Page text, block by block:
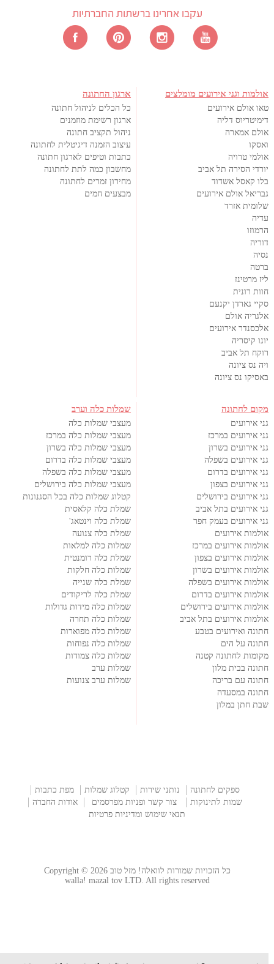
עקבו אחרינו ברשתות החברתיות
אולמות וגני אירועים מומלצים
טאו אולם אירועים
דימיטריוס דליה
אולם אמארה
ואסקו
אולמי טרויה
יורדי הסירה תל אביב
בלו קאסל אשדוד
גבריאל אולם אירועים
שלומית אזרד
עדיה
הרמוזו
דוריה
נסיה
ברטה
ליז מרטינז
חוות רונית
סקיי גארדן יקנעם
אלגריה אולם
אלכסנדר אירועים
יונו קיסריה
רוקח תל אביב
ויה נס ציונה
באסיקו נס ציונה
ארגון החתונה
כל הכלים לניהול חתונה
ארגון רשימת מוזמנים
ניהול תקציב חתונה
עיצוב הזמנה דיגיטלית לחתונה
כתבות וטיפים לארגון חתונה
מחשבון כמה לתת לחתונה
מחירון זמרים לחתונה
מבצעים חמים
מקום לחתונה
גני אירועים
גני אירועים במרכז
גני אירועים בשרון
גני אירועים בשפלה
גני אירועים בדרום
גני אירועים בצפון
גני אירועים בירושלים
גני אירועים בתל אביב
גני אירועים בעמק חפר
אולמות אירועים
אולמות אירועים במרכז
אולמות אירועים בצפון
אולמות אירועים בשרון
אולמות אירועים בשפלה
אולמות אירועים בדרום
אולמות אירועים בירושלים
אולמות אירועים בתל אביב
חתונה ואירועים בטבע
חתונה על הים
מקומות לחתונה קטנה
חתונה בבית מלון
חתונה עם בריכה
חתונה במסעדה
שבת חתן במלון
שמלות כלה וערב
מעצבי שמלות כלה
מעצבי שמלות כלה במרכז
מעצבי שמלות כלה בשרון
מעצבי שמלות כלה בדרום
מעצבי שמלות כלה בשפלה
מעצבי שמלות כלה בירושלים
קטלוג שמלות כלה בכל הסגנונות
שמלת כלה קלאסית
שמלת כלה וינטאג'
שמלת כלה צנועה
שמלות כלה למלאות
שמלת כלה רומנטית
שמלות כלה חלקות
שמלת כלה שנייה
שמלת כלה לריקודים
שמלות כלה מידות גדולות
שמלות כלה תחרה
שמלות כלה מפוארות
שמלות כלה נפוחות
שמלות כלה צמודות
שמלות ערב
שמלות ערב צנועות
ספקים לחתונה נותני שירות קטלוג שמלות
מפת כתבות
שמות לתינוקות
צור קשר ופניות מפרסמים
אודות החברה
תנאי שימוש ומדיניות פרטיות
כל הזכויות שמורות לוואלה! מזל טוב Copyright © 2026
walla! mazal tov LTD. All rights reserved